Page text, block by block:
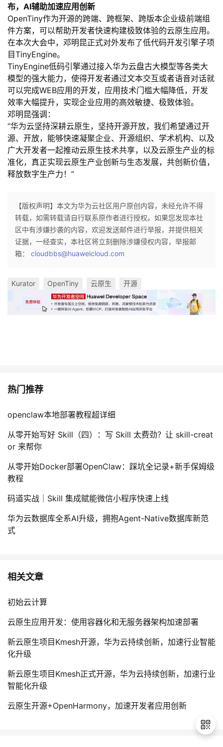
布，AI辅助加速应用创新
OpenTiny作为开源的跨端、跨框架、跨版本企业级前端组
件方案，可以帮助开发者快速构建极致体验的云原生应用。
在本次大会中，邓明昆正式对外发布了低代码开发引擎子项
目TinyEngine。
TinyEngine低码引擎通过接入华为云盘古大模型等各类大
模型的强大能力，使得开发者通过文本交互或者语音对话就
可以完成WEB应用的开发，应用技术门槛大幅降低，开发
效率大幅提升，实现企业应用的高效敏捷、极致体验。
邓明昆强调：
“华为云坚持深耕云原生，坚持开源开放，我们希望通过开
源、开放，能够快速凝聚企业、开源组织、学术机构、以及
广大开发者一起推动云原生技术共享，以及云原生产业的标
准化，真正实现云原生产业创新与生态发展，共创新价值，
释放数字生产力！”
【版权声明】本文为华为云社区用户原创内容，未经允许不得
转载，如需转载请自行联系原作者进行授权。如果您发现本社
区中有涉嫌抄袭的内容，欢迎发送邮件进行举报，并提供相关
证据，一经查实，本社区将立刻删除涉嫌侵权内容，举报邮
箱： cloudbbs@huaweicloud.com
Kurator OpenTiny 云原生 开源
热门推荐
openclaw本地部署教程超详细
从零开始写好 Skill（四）：写 Skill 太费劲？让 skill-creat
or 来帮你
从零开始Docker部署OpenClaw：踩坑全记录+新手保姆级
教程
码道实战｜Skill 集成赋能微信小程序快速上线
华为云数据库全系AI升级，拥抱Agent-Native数据库新范
式
相关文章
初始云计算
云原生应用开发：使用容器化和无服务器架构加速部署
新云原生项目Kmesh开源，华为云持续创新，加速行业智能
化升级
新云原生项目Kmesh正式开源，华为云持续创新，加速行业
智能化升级
云原生开源+OpenHarmony，加速开发者应用创新